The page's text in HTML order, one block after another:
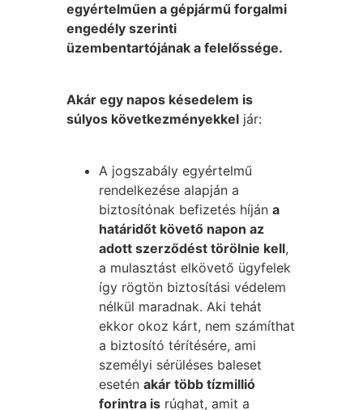
egyértelműen a gépjármű forgalmi
engedély szerinti
üzembentartójának a felelőssége.
Akár egy napos késedelem is
súlyos következményekkel jár:
A jogszabály egyértelmű
rendelkezése alapján a
biztosítónak befizetés híjána
határidőt követő napon az
adott szerződést törölnie kell,
a mulasztást elkövető ügyfelek
így rögtön biztosítási védelem
nélkül maradnak. Aki tehát
ekkor okoz kárt, nem számíthat
a biztosító térítésére, ami
személyi sérüléses baleset
eseténakár több tízmillió
forintra is rúghat, amit a